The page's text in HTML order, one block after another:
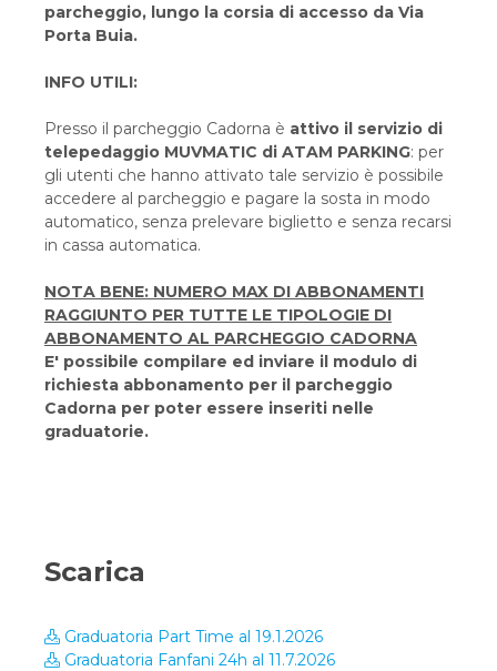
parcheggio, lungo la corsia di accesso da Via
Porta Buia.
INFO UTILI:
Presso il parcheggio Cadorna è attivo il servizio di
telepedaggio MUVMATIC di ATAM PARKING: per
gli utenti che hanno attivato tale servizio è possibile
accedere al parcheggio e pagare la sosta in modo
automatico, senza prelevare biglietto e senza recarsi
in cassa automatica.
NOTA BENE: NUMERO MAX DI ABBONAMENTI
RAGGIUNTO PER TUTTE LE TIPOLOGIE DI
ABBONAMENTO AL PARCHEGGIO CADORNA
E' possibile compilare ed inviare il modulo di
richiesta abbonamento per il parcheggio
Cadorna per poter essere inseriti nelle
graduatorie.
Scarica
Graduatoria Part Time al 19.1.2026
Graduatoria Fanfani 24h al 11.7.2026